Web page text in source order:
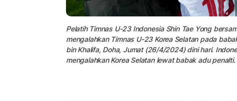
Pelatih Timnas U-23 Indonesia Shin Tae Yong
mengalahkan Timnas U-23 Korea Selatan pada
bin Khalifa, Doha, Jumat (26/4/2024) dini hari.
mengalahkan Korea Selatan lewat babak adu penalti.